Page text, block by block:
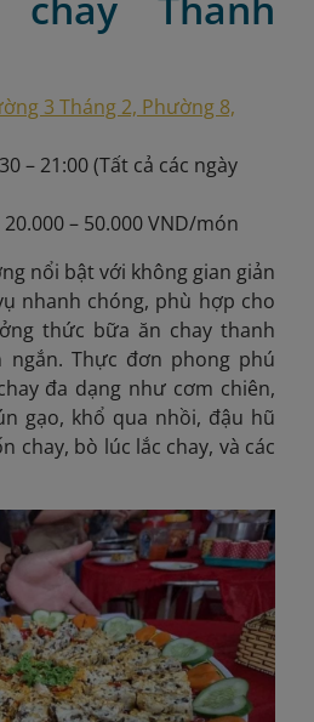
3 Tháng 2, Phường 8,
– 21:00 (Tất cả các ngày
20.000 – 50.000 VND/món
nổi bật với không gian giản
nhanh chóng, phù hợp cho
thức bữa ăn chay thanh
Thực đơn phong phú
đa dạng như cơm chiên,
gạo, khổ qua nhồi, đậu hũ
chay, bò lúc lắc chay, và các